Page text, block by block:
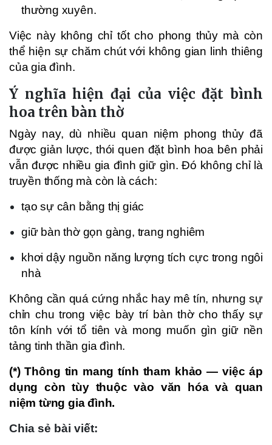
thường xuyên.
Việc này không chỉ tốt cho phong thủy mà còn
thể hiện sự chăm chút với không gian linh thiêng
của gia đình.
Ý nghĩa hiện đại của việc đặt bình
hoa trên bàn thờ
Ngày nay, dù nhiều quan niệm phong thủy đã
được giản lược, thói quen đặt bình hoa bên phải
vẫn được nhiều gia đình giữ gìn. Đó không chỉ là
truyền thống mà còn là cách:
tạo sự cân bằng thị giác
giữ bàn thờ gọn gàng, trang nghiêm
khơi dậy nguồn năng lượng tích cực trong ngôi
nhà
Không cần quá cứng nhắc hay mê tín, nhưng sự
chỉn chu trong việc bày trí bàn thờ cho thấy sự
tôn kính với tổ tiên và mong muốn gìn giữ nền
tảng tinh thần gia đình.
(*) Thông tin mang tính tham khảo — việc áp
dụng còn tùy thuộc vào văn hóa và quan
niệm từng gia đình.
Chia sẻ bài viết: